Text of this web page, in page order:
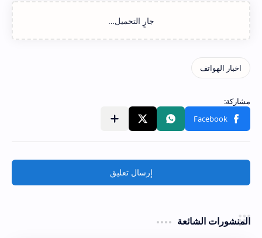
إرسال تعليق
المنشورات الشائعة